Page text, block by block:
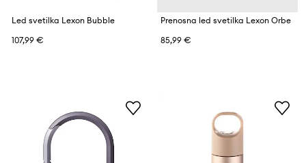
Led svetilka Lexon Bubble
107,99 €
Prenosna led svetilka Lexon Orbe
85,99 €